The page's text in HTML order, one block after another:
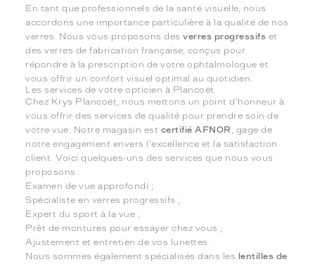
En tant que professionnels de la santé visuelle, nous
accordons une importance particulière à la qualité de nos
verres. Nous vous proposons desverres progressifs et
des verres de fabrication française, conçus pour
répondre à la prescription de votre ophtalmologue et
vous offrir un confort visuel optimal au quotidien.
Les services de votre opticien à Plancoët
Chez Krys Plancoët, nous mettons un point d'honneur à
vous offrir des services de qualité pour prendre soin de
votre vue. Notre magasin est certifié AFNOR
, gage de
notre engagement envers l'excellence et la satisfaction
client. Voici quelques-uns des services que nous vous
proposons :
Examen de vue approfondi ;
Spécialiste en verres progressifs ;
Expert du sport à la vue ;
Prêt de montures pour essayer chez vous ;
Ajustement et entretien de vos lunettes.
Nous sommes également spécialisés dans les lentilles de